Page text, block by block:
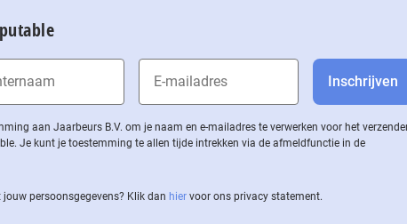
aan Jaarbeurs B.V. om je naam en e-mailadres te verwerken voor het
Je kunt je toestemming te allen tijde intrekken via de af­meld­func­tie in de
per­soons­ge­ge­vens? Klik dan hier voor ons privacy statement.